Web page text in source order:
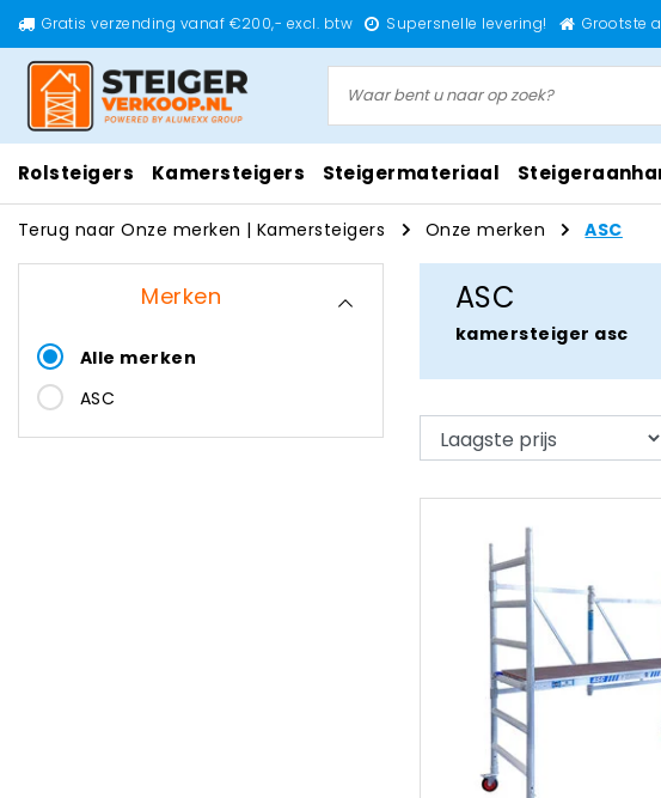
Gratis verzending vanaf €200,- excl. btw Supersnelle levering! Grootste
Rolsteigers Kamersteigers Steigermateriaal
Terug naar Onze merken |Kamersteigers Onze merken ASC
Merken
Alle merken
ASC
ASC
kamersteiger asc